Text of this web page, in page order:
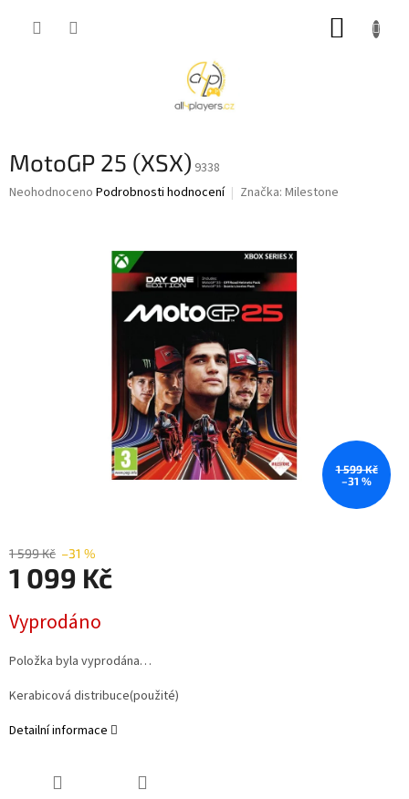
MotoGP 25 (XSX) 9338
Průměrné
Neohodnoceno Podrobnosti hodnocení Značka: Milestone
1 599 Kč
–31 %
1 599 Kč –31 %
1 099 Kč
cena:
Vyprodáno
Položka byla vyprodána…
Kerabicová distribuce(použité)
Detailní informace